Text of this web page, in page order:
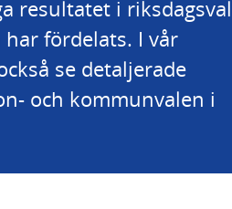
resultatet i
fördelats. I vår
se detaljerade
och kommunvalen i